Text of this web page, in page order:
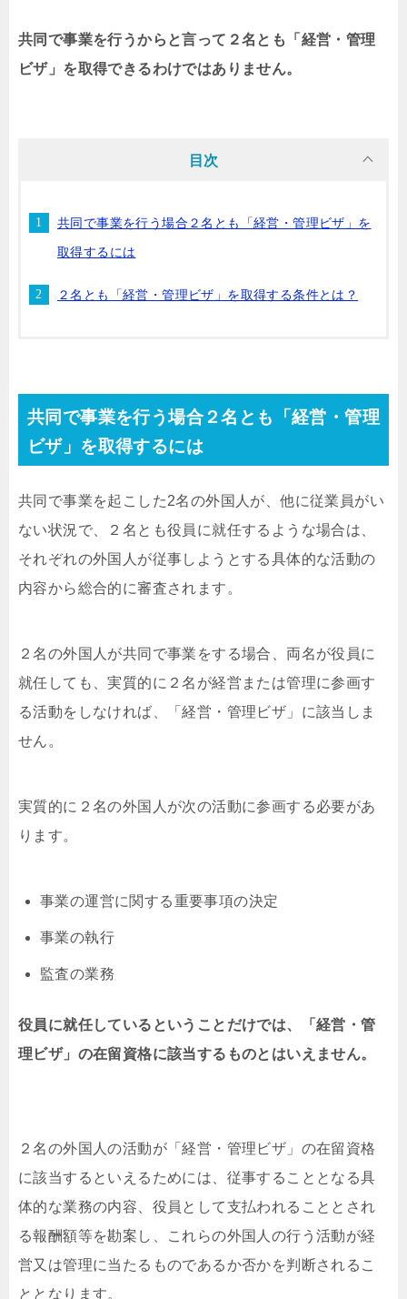
共同で事業を行うからと言って２名とも「経営・管理
ビザ」を取得できるわけではありません。
目次
共同で事業を行う場合２名とも「経営・管理ビザ」を
取得するには
２名とも「経営・管理ビザ」を取得する条件とは？
共同で事業を行う場合２名とも「経営・管理
ビザ」を取得するには
共同で事業を起こした2名の外国人が、他に従業員がい
ない状況で、２名とも役員に就任するような場合は、
それぞれの外国人が従事しようとする具体的な活動の
内容から総合的に審査されます。
２名の外国人が共同で事業をする場合、両名が役員に
就任しても、実質的に２名が経営または管理に参画す
る活動をしなければ、「経営・管理ビザ」に該当しま
せん。
実質的に２名の外国人が次の活動に参画する必要があ
ります。
事業の運営に関する重要事項の決定
事業の執行
監査の業務
役員に就任しているということだけでは、「経営・管
理ビザ」の在留資格に該当するものとはいえません。
２名の外国人の活動が「経営・管理ビザ」の在留資格
に該当するといえるためには、従事することとなる具
体的な業務の内容、役員として支払われることとされ
る報酬額等を勘案し、これらの外国人の行う活動が経
営又は管理に当たるものであるか否かを判断されるこ
ととなります。